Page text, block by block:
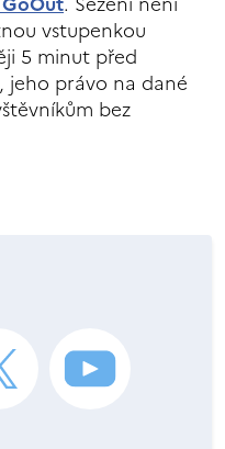
vstupenkou
5 minut před
jeho právo na dané
bez